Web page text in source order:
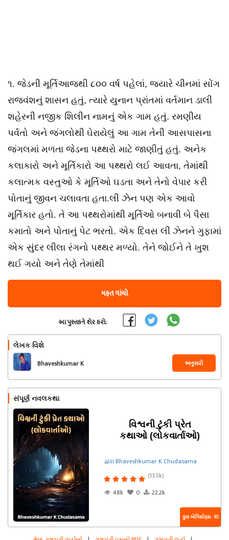
૧. જેડની મૂર્તિઆજથી ૮૦૦ વર્ષ પહેલાં, જ્યારે ચીનમાં સોંગ
રાજવંશનું શાસન હતું, ત્યારે યુનાન પ્રાંતમાં વર્તમાન ડાલી
શહેરની નજીક શિલીન નામનું એક ગામ હતું. રમણીય
પર્વતો અને જંગલોથી ઘેરાયેલું આ ગામ તેની આસપાસના
જંગલમાં મળતા જેડના પથ્થરો માટે જાણીતું હતું. અનેક
કલાકારો અને મૂર્તિકારો આ પથ્થરો લઈ આવતા, તેમાંથી
કલાત્મક વસ્તુઓ કે મૂર્તિઓ ઘડતા અને તેનો વેપાર કરી
પોતાનું જીવન ચલાવતા હતા.લી ઝેન પણ એક આવો
મૂર્તિકાર હતો. તે આ પથ્થરોમાંથી મૂર્તિઓ બનાવી બે પૈસા
કમાતો અને પોતાનું પેટ ભરતો. એક દિવસ લી ઝેનને ગુફામાં
એક સુંદર લીલા રંગનો પથ્થર મળ્યો. તેને જોઈને તે ખુશ
થઈ ગયો અને તેણે તેમાંથી
મફત વાંચો
આ પુસ્તકને શેર કરો:
લેખક વિશે
Bhaveshkumar K
Chudasama
અનુસરો
સંપૂર્ણ નવલકથા
વિશ્વની ટુંકી પ્રેત
કથાઓ (લોકવાર્તાઓ)
દ્વારા Bhaveshkumar K Chudasama
(13.5k)
48k
0 22.2k
કુલ એપિસોડ્સ : 10